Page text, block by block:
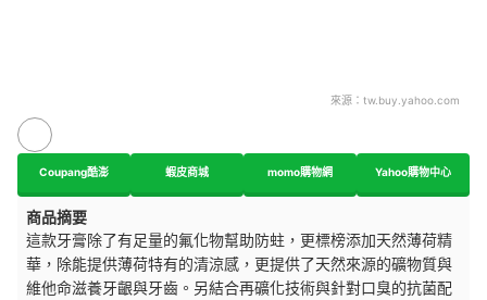
來源： tw.buy.yahoo.com
Coupang酷澎 蝦皮商城 momo購物網 Yahoo購物中心
商品摘要
這款牙膏除了有足量的氟化物幫助防蛀，更標榜添加天然薄荷精
華，除能提供薄荷特有的清涼感，更提供了天然來源的礦物質與
維他命滋養牙齦與牙齒。另結合再礦化技術與針對口臭的抗菌配